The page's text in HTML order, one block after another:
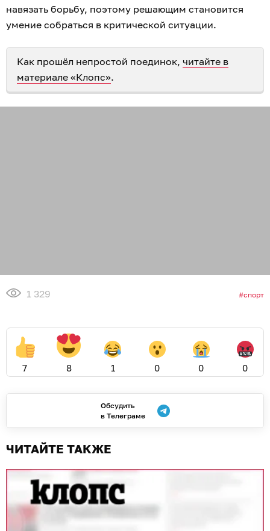
навязать борьбу, поэтому решающим становится
умение собраться в критической ситуации.
Как прошёл непростой поединок, читайте в
материале «Клопс».
1 329 спорт
7 8 1 0 0 0
Обсудить
в Телеграме
ЧИТАЙТЕ ТАКЖЕ